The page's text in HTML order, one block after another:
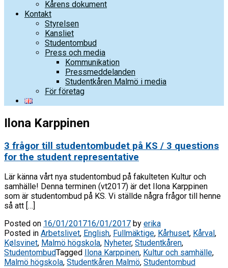
Kårens dokument
Kontakt
Styrelsen
Kansliet
Studentombud
Press och media
Kommunikation
Pressmeddelanden
Studentkåren Malmö i media
För företag
Ilona Karppinen
3 frågor till studentombudet på KS / 3 questions
for the student representative
Lär känna vårt nya studentombud på fakulteten Kultur och
samhälle! Denna terminen (vt2017) är det Ilona Karppinen
som är studentombud på KS. Vi ställde några frågor till henne
så att […]
Posted on 16/01/201716/01/2017 by erika
Posted in Arbetslivet, English, Fullmäktige, Kårhuset, Kårval ,
Kølsvinet, Malmö högskola, Nyheter, Studentkåren,
StudentombudTagged Ilona Karppinen, Kultur och samhälle,
Malmö högskola, Studentkåren Malmö, Studentombud